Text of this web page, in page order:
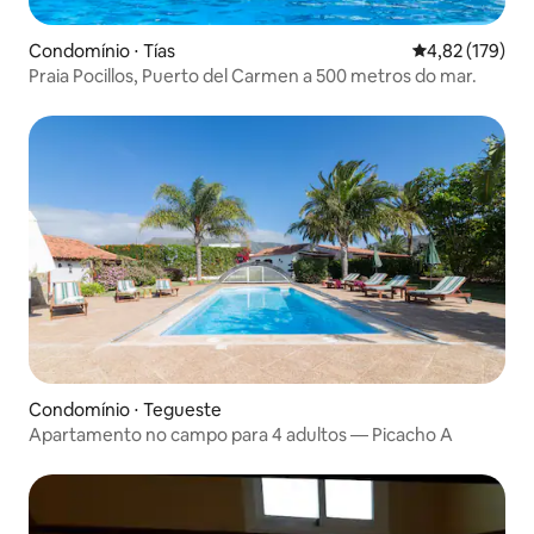
Condomínio ⋅ Tías 4,82 de uma
4,82 (179)
Praia Pocillos, Puerto del Carmen a 500 metros do mar.
Condomínio ⋅ Tegueste
Apartamento no campo para 4 adultos — Picacho A